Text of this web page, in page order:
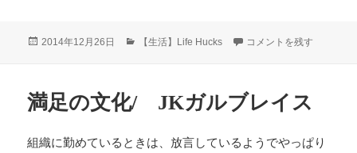
投
2014年12月26日
カ【生活】Life Hucks 華月～源平妖魔の乱～ に
コメントを残す
満足の文化/ JKガルブレイス
組織に勤めているときは、放言しているようでやっぱり